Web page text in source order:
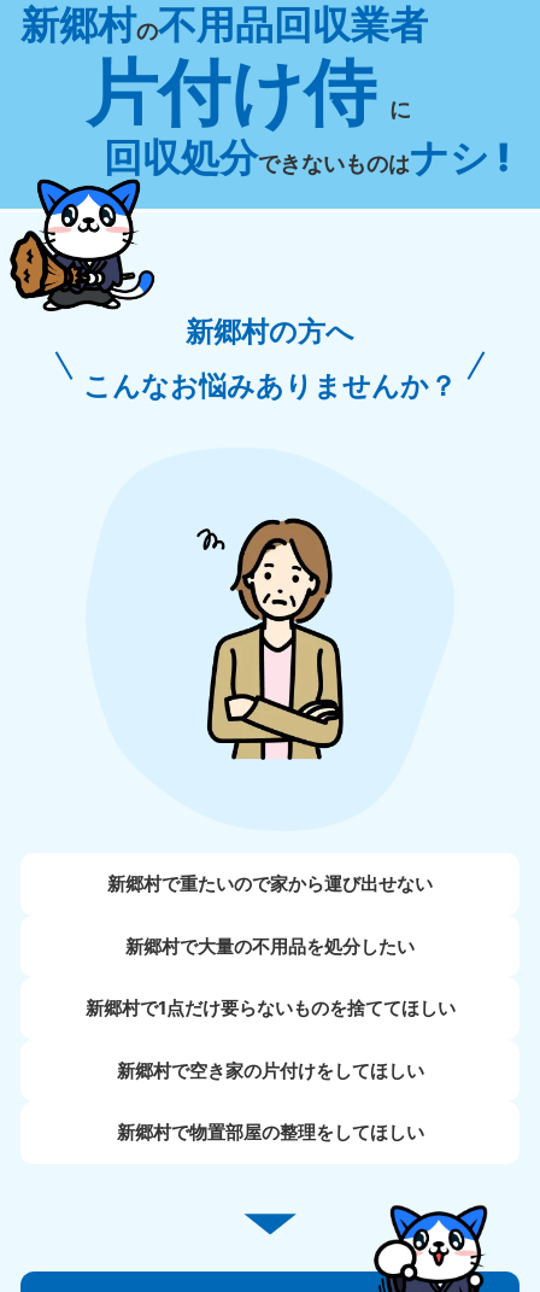
新郷村の不用品回収業者
片付け侍 に
回収処分できないものはナシ !
新郷村の方へ
こんなお悩みありませんか？
新郷村で重たいので家から運び出せない
新郷村で大量の不用品を処分したい
新郷村で1点だけ要らないものを捨ててほしい
新郷村で空き家の片付けをしてほしい
新郷村で物置部屋の整理をしてほしい